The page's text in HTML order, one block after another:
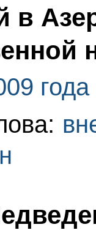
в
года